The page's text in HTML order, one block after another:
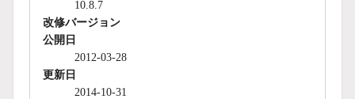
10.8.7
改修バージョン
公開日
2012-03-28
更新日
2014-10-31